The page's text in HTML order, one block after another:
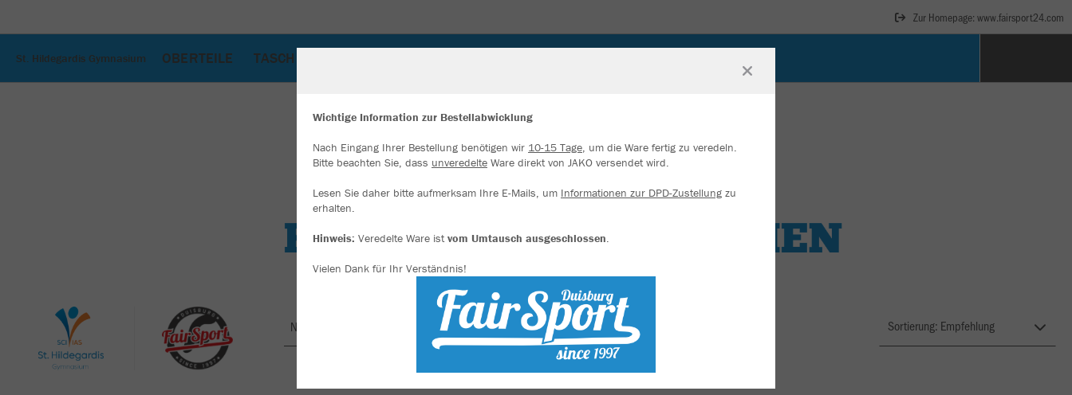
Zur Homepage: www.fairsport24.com
St. Hildegardis Gymnasium OBERTEILE TASCHEN
Nachhaltig Farbe
Wichtige Information zur Bestellabwicklung
Nach Eingang Ihrer Bestellung benötigen wir 10-15 Tage, um die Ware fertig zu veredeln.
Bitte beachten Sie, dass unveredelte Ware direkt von JAKO versendet wird.
Lesen Sie daher bitte aufmerksam Ihre E-Mails, um Informationen zur DPD-Zustellung zu
erhalten.
Hinweis: Veredelte Ware istvom Umtausch ausgeschlossen.
Vielen Dank für Ihr Verständnis!
Wir verwenden Cookies
Durch die Analyse der Besucherdaten können wir dir personalisierte Inhalte
Cookies findest Du in den Einstellungen.
mehr Infos
Datenschutz Impressum